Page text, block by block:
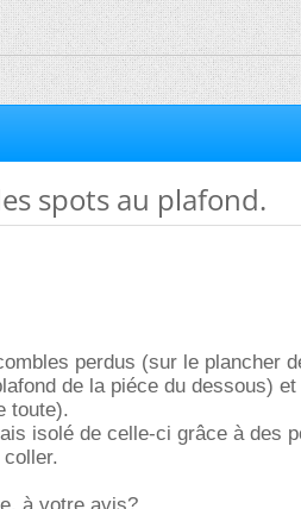
spots au plafond.
perdus (sur le plancher
de la piéce du dessous) et
toute).
isolé de celle-ci grâce à des